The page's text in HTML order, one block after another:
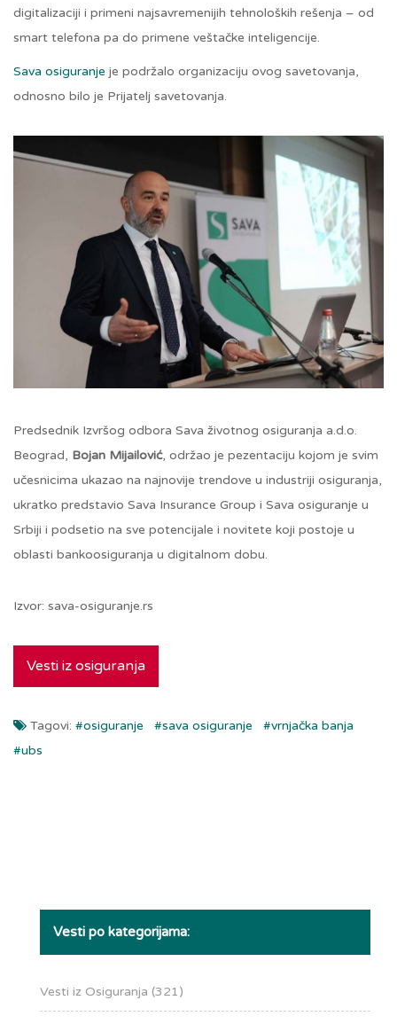
digitalizaciji i primeni najsavremenijih tehnoloških rešenja – od
smart telefona pa do primene veštačke inteligencije.
Sava osiguranje je podržalo organizaciju ovog savetovanja,
odnosno bilo je Prijatelj savetovanja.
Predsednik Izvršog odbora Sava životnog osiguranja a.d.o.
Beograd, Bojan Mijailović, održao je pezentaciju kojom je svim
učesnicima ukazao na najnovije trendove u industriji osiguranja,
ukratko predstavio Sava Insurance Group i Sava osiguranje u
Srbiji i podsetio na sve potencijale i novitete koji postoje u
oblasti bankoosiguranja u digitalnom dobu.
Izvor: sava-osiguranje.rs
Vesti iz osiguranja
Tagovi: #osiguranje #sava osiguranje
#vrnjačka banja
#ubs
Vesti po kategorijama:
Vesti iz Osiguranja (321)